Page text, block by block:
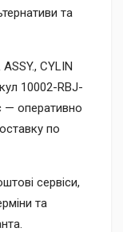
та
CYLIN
10002-RBJ-
— оперативно
по
сервіси,
та